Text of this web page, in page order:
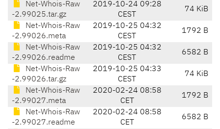
Net-Whois-Raw
-2.99025.tar.gz
2019-10-24 09:28
CEST
74 KiB
Net-Whois-Raw
-2.99026.meta
2019-10-25 04:32
CEST
1792 B
Net-Whois-Raw
-2.99026.readme
2019-10-25 04:32
CEST
6582 B
Net-Whois-Raw
-2.99026.tar.gz
2019-10-25 04:33
CEST
74 KiB
Net-Whois-Raw
-2.99027.meta
2020-02-24 08:58
CET
1792 B
Net-Whois-Raw
-2.99027.readme
2020-02-24 08:58
CET
6582 B